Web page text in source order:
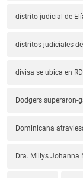
distrito judicial de
distritos judiciales
divisa se ubica en
Dodgers superaron-
Dominicana
Dra. Millys Johanna